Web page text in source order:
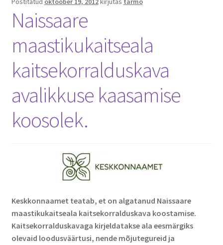
Naissaare
maastikukaitseala
kaitsekorralduskava
avalikkuse kaasamise
koosolek.
Keskkonnaamet teatab, et on algatanud Naissaare
maastikukaitseala kaitsekorralduskava koostamise.
Kaitsekorralduskavaga kirjeldatakse ala eesmärgiks
olevaid loodusväärtusi, nende mõjutegureid ja